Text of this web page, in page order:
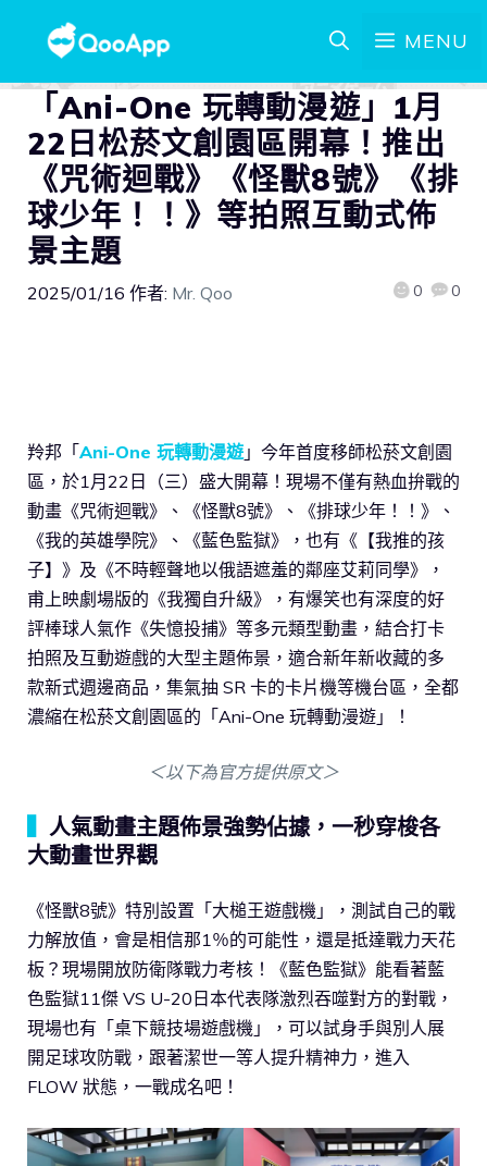
MENU
「Ani-One 玩轉動漫遊」1月
22日松菸文創園區開幕！推出
《咒術迴戰》《怪獸8號》《排
球少年！！》等拍照互動式佈
景主題
2025/01/16 作者: Mr. Qoo 0 0
羚邦「Ani-One 玩轉動漫遊 」今年首度移師松菸文創園
區，於1月22日（三）盛大開幕！現場不僅有熱血拚戰的
動畫《咒術迴戰》、《怪獸8號》、《排球少年！！》、
《我的英雄學院》、《藍色監獄》，也有《【我推的孩
子】》及《不時輕聲地以俄語遮羞的鄰座艾莉同學》，
甫上映劇場版的《我獨自升級》，有爆笑也有深度的好
評棒球人氣作《失憶投捕》等多元類型動畫，結合打卡
拍照及互動遊戲的大型主題佈景，適合新年新收藏的多
款新式週邊商品，集氣抽 SR 卡的卡片機等機台區，全都
濃縮在松菸文創園區的「Ani-One 玩轉動漫遊」！
＜以下為官方提供原文＞
人氣動畫主題佈景強勢佔據，一秒穿梭各
大動畫世界觀
《怪獸8號》特別設置「大槌王遊戲機」，測試自己的戰
力解放值，會是相信那1％的可能性，還是抵達戰力天花
板？現場開放防衛隊戰力考核！《藍色監獄》能看著藍
色監獄11傑 VS U-20日本代表隊激烈吞噬對方的對戰，
現場也有「桌下競技場遊戲機」，可以試身手與別人展
開足球攻防戰，跟著潔世一等人提升精神力，進入
FLOW 狀態，一戰成名吧！